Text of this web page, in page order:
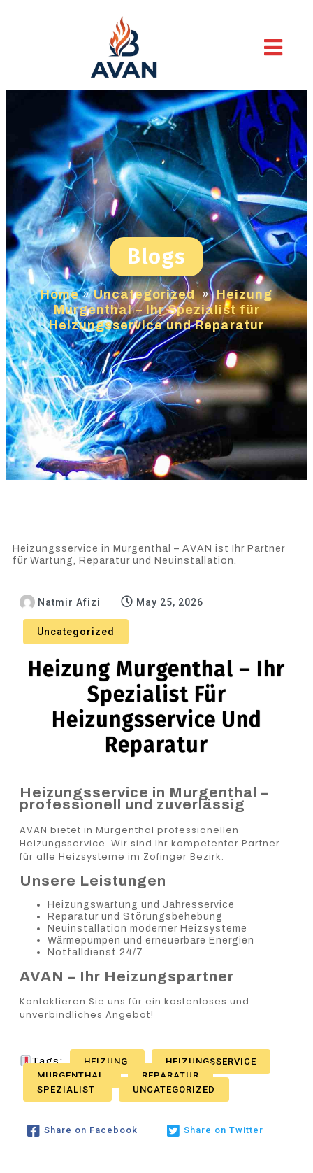
Blogs
Home»Uncategorized » Heizung
Murgenthal – Ihr Spezialist für
Heizungsservice und Reparatur
Heizungsservice in Murgenthal – AVAN ist Ihr Partner
für Wartung, Reparatur und Neuinstallation.
Natmir Afizi May 25, 2026
Uncategorized
Heizung Murgenthal – Ihr
Spezialist Für
Heizungsservice Und
Reparatur
Heizungsservice in Murgenthal –
professionell und zuverlässig
AVAN bietet in Murgenthal professionellen
Heizungsservice. Wir sind Ihr kompetenter Partner
für alle Heizsysteme im Zofinger Bezirk.
Unsere Leistungen
Heizungswartung und Jahresservice
Reparatur und Störungsbehebung
Neuinstallation moderner Heizsysteme
Wärmepumpen und erneuerbare Energien
Notfalldienst 24/7
AVAN – Ihr Heizungspartner
Kontaktieren Sie uns für ein kostenloses und
unverbindliches Angebot!
Tags: HEIZUNG
HEIZUNGSSERVICE
MURGENTHAL
REPARATUR
SPEZIALIST
UNCATEGORIZED
Share on Facebook Share on Twitter